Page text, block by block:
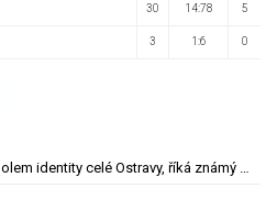
30 14:78 5
3 1:6 0
Nové Bazaly se mohou stát symbolem identity celé Ostravy, říká známý sociolog